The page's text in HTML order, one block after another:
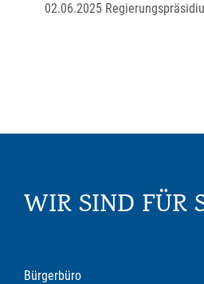
02.06.2025
WIR SIND FÜR
Bürgerbüro